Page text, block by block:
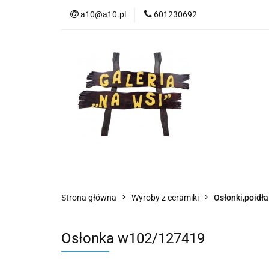
a10@a10.pl 601230692
Strona główna Wyroby z ceramiki Osłonki,poidła
Osłonka w102/127419